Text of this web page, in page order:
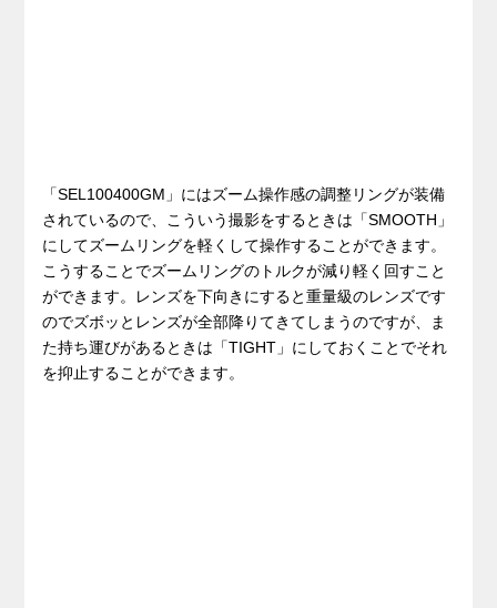
「SEL100400GM」にはズーム操作感の調整リングが装備
されているので、こういう撮影をするときは「SMOOTH」
にしてズームリングを軽くして操作することができます。
こうすることでズームリングのトルクが減り軽く回すこと
ができます。レンズを下向きにすると重量級のレンズです
のでズボッとレンズが全部降りてきてしまうのですが、ま
た持ち運びがあるときは「TIGHT」にしておくことでそれ
を抑止することができます。